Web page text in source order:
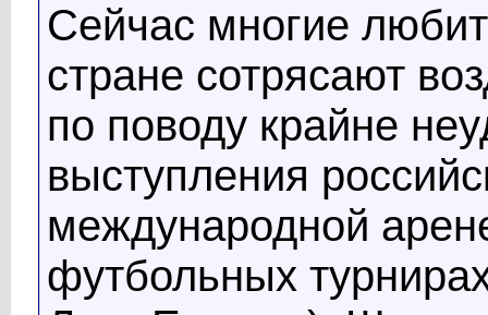
Сейчас многие
стране сотрясают
по поводу крайне
выступления
международной
футбольных